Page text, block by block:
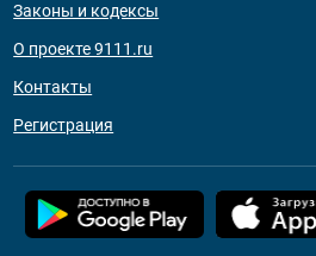
Законы и кодексы
О проекте 9111.ru
Контакты
Регистрация